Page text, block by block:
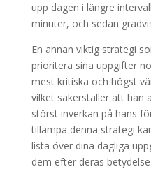
upp dagen i längre
minuter, och sedan
En annan viktig strategi
prioritera sina uppgifter
mest kritiska och högst
vilket säkerställer att han
störst inverkan på hans
tillämpa denna strategi
lista över dina dagliga
dem efter deras